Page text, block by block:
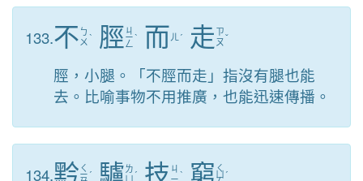
133.不 ㄅ
ㄨ ˋ 脛 ㄐ
ㄧ
ㄥ
ˋ 而 ㄦ ˊ 走 ㄗ
ㄡˇ
脛，小腿。「不脛而走」指沒有腿也能
去。比喻事物不用推廣，也能迅速傳播。
134.黔 ㄑ
ㄧ ˊ 驢ㄌ
ˊ 技 ㄐ
ˋ 窮 ㄑ
ㄩ ˊ